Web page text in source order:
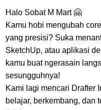
Halo Sobat M Mart 🤗
Kamu hobi mengubah
yang presisi? Suka
SketchUp, atau aplikasi
kamu buat ngerasain
sesungguhnya!
Kami lagi mencari Drafter
belajar, berkembang, dan